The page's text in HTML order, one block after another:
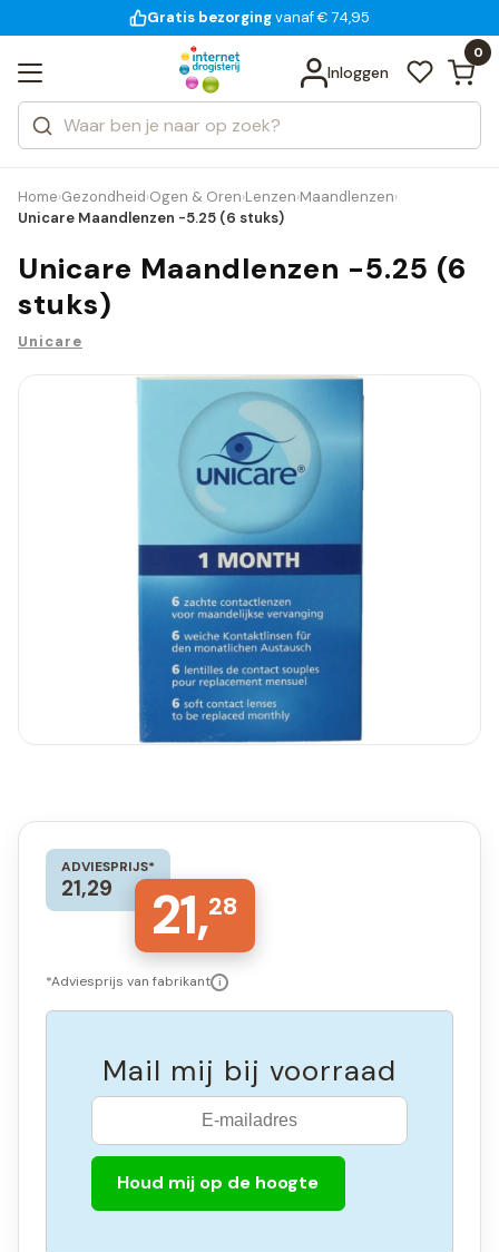
voor 18:00 uur besteld
Gratis bezorging
14 dagen bedenktijd
Inloggen
0
Zoeken
Categorieën
Merken
Bekijk alle resultaten
Home›Gezondheid›Ogen & Oren›Lenzen›Maandlenzen›
Unicare Maandlenzen -5.25 (6 stuks)
Unicare Maandlenzen -5.25 (6
stuks)
Unicare
ADVIESPRIJS*
21,29 21,28
*Adviesprijs van fabrikant i
Mail mij bij voorraad
Houd mij op de hoogte